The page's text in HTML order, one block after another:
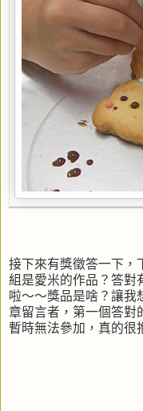
接下來有獎徵答一下，
組是愛米的作品？答對
啦～～獎品是啥？讓我
章留言者，第一個答對
暫時無法參加，真的很